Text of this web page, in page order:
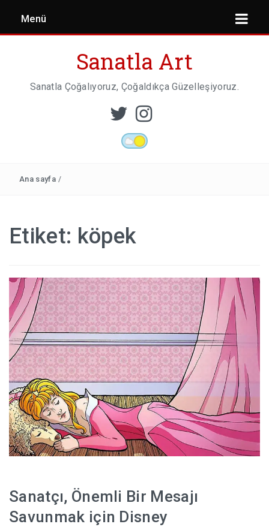
Menü
HABERLER
Sanatla Art
Sanatla Çoğalıyoruz, Çoğaldıkça Güzelleşiyoruz.
Ana sayfa /
Etiket: köpek
Sanatçı, Önemli Bir Mesajı
Savunmak için Disney